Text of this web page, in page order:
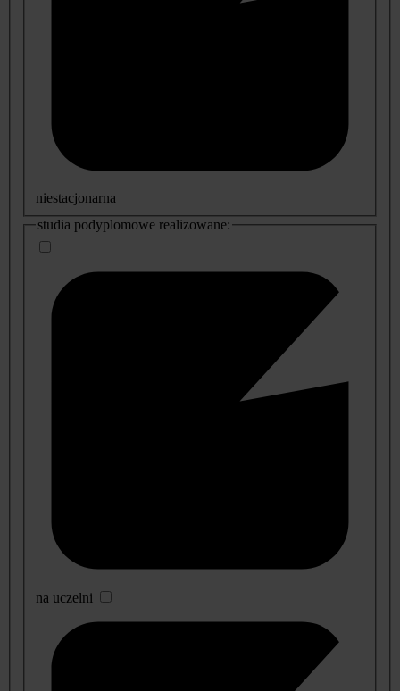
niestacjonarna
studia podyplomowe realizowane:
na uczelni